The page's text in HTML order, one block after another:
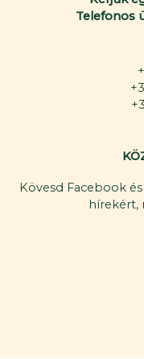
Telefonos
Kövesd Facebook
hírekért,